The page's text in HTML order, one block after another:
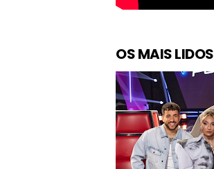
OS MAIS LIDOS